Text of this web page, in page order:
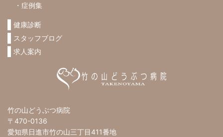
症例集
健康診断
スタッフブログ
求人案内
竹の山どうぶつ病院
〒470-0136
愛知県日進市竹の山三丁目411番地